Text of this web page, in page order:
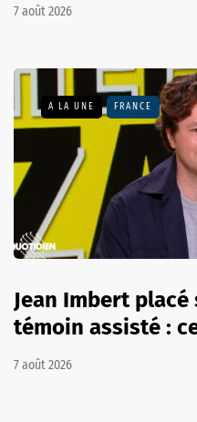
7 août 2026
A LA UNE FRANCE
Jean Imbert
témoin assisté :
7 août 2026